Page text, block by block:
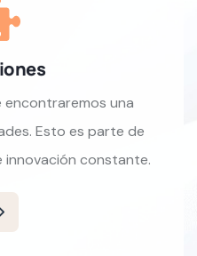
encontraremos una
Esto es parte de
constante.